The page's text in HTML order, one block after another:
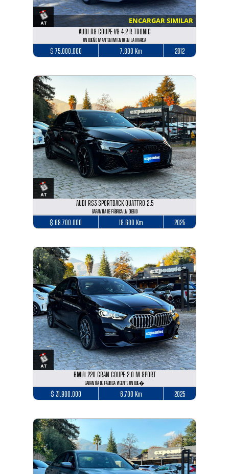
ENCARGAR SIMILAR
AUDI R8 COUPE V8 4.2 R TRONIC
UN DUEÑO MANTENIMIENTO EN LA MARCA
$ 75.000.000 7.800 Km 2012
AUDI RS3 SPORTBACK QUATTRO 2.5
GARANTÍA DE FÁBRICA UN DUEÑO
$ 68.700.000 18.600 Km 2025
BMW 220 GRAN COUPE 2.0 M SPORT
GARANTÍA DE FÁBRICA VIGENTE UN DUE�
$ 31.900.000 6.700 Km 2025